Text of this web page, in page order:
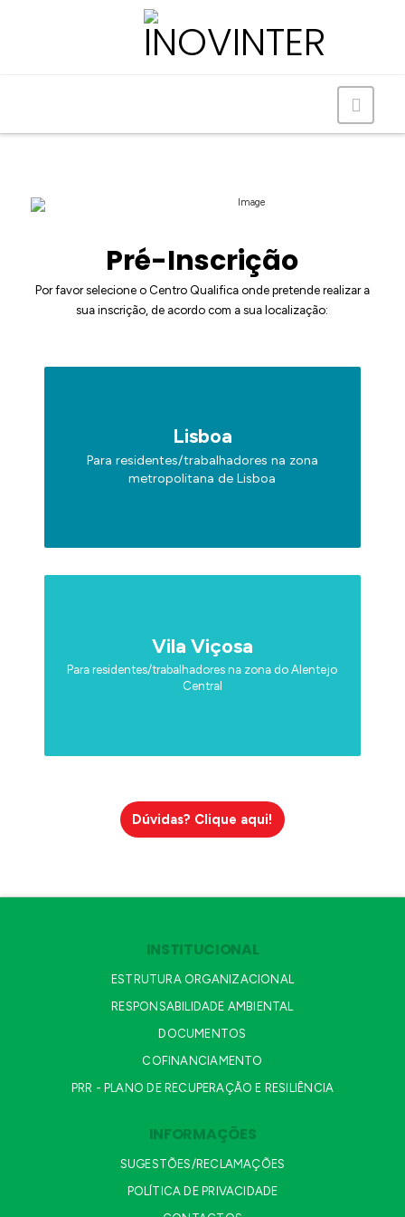
Pré-Inscrição
Por favor selecione o Centro Qualifica onde pretende realizar a
sua inscrição, de acordo com a sua localização:
Lisboa
Para residentes/trabalhadores na zona
metropolitana de Lisboa
Vila Viçosa
Para residentes/trabalhadores na zona do Alentejo
Central
Dúvidas? Clique aqui!
INSTITUCIONAL
ESTRUTURA ORGANIZACIONAL
RESPONSABILIDADE AMBIENTAL
DOCUMENTOS
COFINANCIAMENTO
PRR - PLANO DE RECUPERAÇÃO E RESILIÊNCIA
INFORMAÇÕES
SUGESTÕES/RECLAMAÇÕES
POLÍTICA DE PRIVACIDADE